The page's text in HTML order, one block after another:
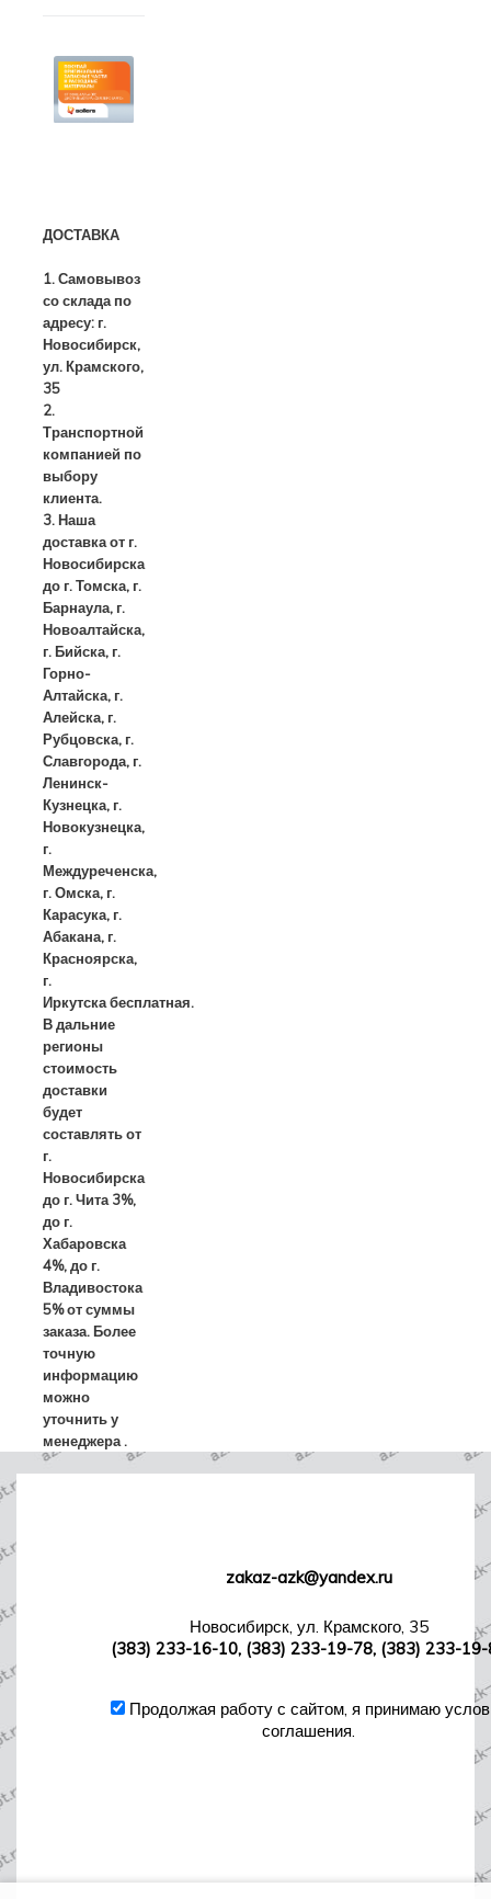
ДОСТАВКА
1. Самовывоз
со склада по
адресу: г.
Новосибирск,
ул. Крамского,
35
2.
Транспортной
компанией по
выбору
клиента.
3. Наша
доставка от г.
Новосибирска
до г. Томска, г.
Барнаула, г.
Новоалтайска,
г. Бийска, г.
Горно-
Алтайска, г.
Алейска, г.
Рубцовска, г.
Славгорода, г.
Ленинск-
Кузнецка, г.
Новокузнецка,
г.
Междуреченска,
г. Омска, г.
Карасука, г.
Абакана, г.
Красноярска,
г.
Иркутскабесплатная.
В дальние
регионы
стоимость
доставки
будет
составлять от
г.
Новосибирска
до г. Чита 3%,
до г.
Хабаровска
4%, до г.
Владивостока
5% от суммы
заказа. Более
точную
информацию
можно
уточнить у
менеджера .
zakaz-azk@yandex.ru
Новосибирск, ул. Крамского, 35
(383) 233-16-10, (383) 233-19-78, (383) 233-
Продолжая работу с сайтом, я принимаю
соглашения.